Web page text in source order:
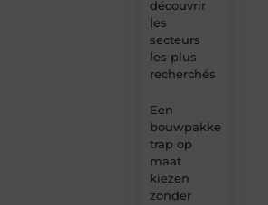
découvrir
les
secteurs
les plus
recherchés
Een
bouwpakket
trap op
maat
kiezen
zonder